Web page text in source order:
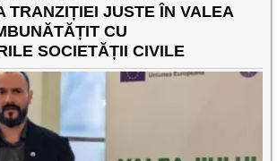
TRANZIȚIEI JUSTE ÎN VALEA
CU
SOCIETĂȚII CIVILE